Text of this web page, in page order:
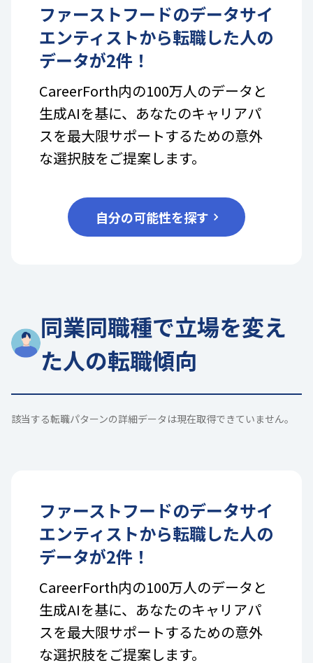
ファーストフードのデータサイ
エンティストから転職した人の
データが2件！
CareerForth内の100万人のデータと
生成AIを基に、あなたのキャリアパ
スを最大限サポートするための意外
な選択肢をご提案します。
自分の可能性を探す
同業同職種で立場を変え
た人の転職傾向
該当する転職パターンの詳細データは現在取得できていません。
ファーストフードのデータサイ
エンティストから転職した人の
データが2件！
CareerForth内の100万人のデータと
生成AIを基に、あなたのキャリアパ
スを最大限サポートするための意外
な選択肢をご提案します。